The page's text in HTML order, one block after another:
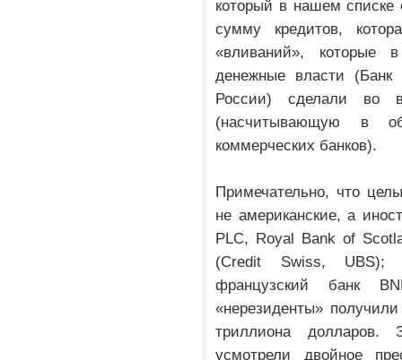
который в нашем списке
сумму кредитов,
«вливаний», которые
денежные власти
России) сделали во
(насчитывающую в
коммерческих банков).
Примечательно, что
не американские, а
PLC, Royal Bank of
(Credit Swiss, UBS);
французский банк
«нерезиденты»
триллиона долларов.
усмотрели двойное